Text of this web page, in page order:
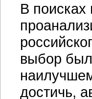
В
выбор
достичь,